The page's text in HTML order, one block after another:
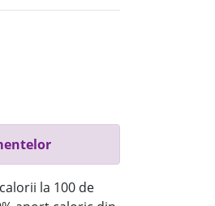
la 100 de